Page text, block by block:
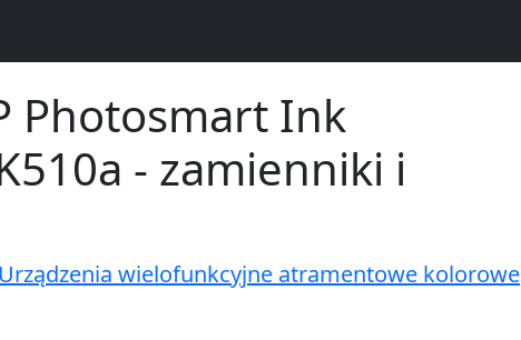
Photosmart Ink
- zamienniki i
wielofunkcyjne atramentowe kolorowe